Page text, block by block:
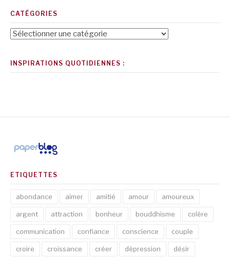
CATÉGORIES
Catégories
INSPIRATIONS QUOTIDIENNES :
ETIQUETTES
abondance aimer amitié amour amoureux
argent attraction bonheur bouddhisme colère
communication confiance conscience couple
croire croissance créer dépression désir